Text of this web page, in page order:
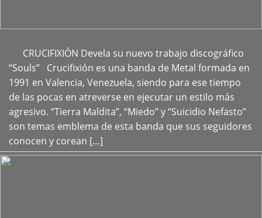
CRUCIFIXIÓN Devela su nuevo trabajo discográfico
“Souls” Crucifixión es una banda de Metal formada en
1991 en Valencia, Venezuela, siendo para ese tiempo
de las pocas en atreverse en ejecutar un estilo más
agresivo. “Tierra Maldita”, “Miedo” y “Suicidio Nefasto”
son temas emblema de esta banda que sus seguidores
conocen y corean […]
+